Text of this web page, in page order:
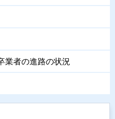
業者の進路の状況